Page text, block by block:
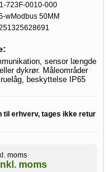
723F-0010-000
wModbus 50MM
sensor længde
dykrør. Måleområder
beskyttelse IP65
til erhverv, tages ikke retur
moms
moms